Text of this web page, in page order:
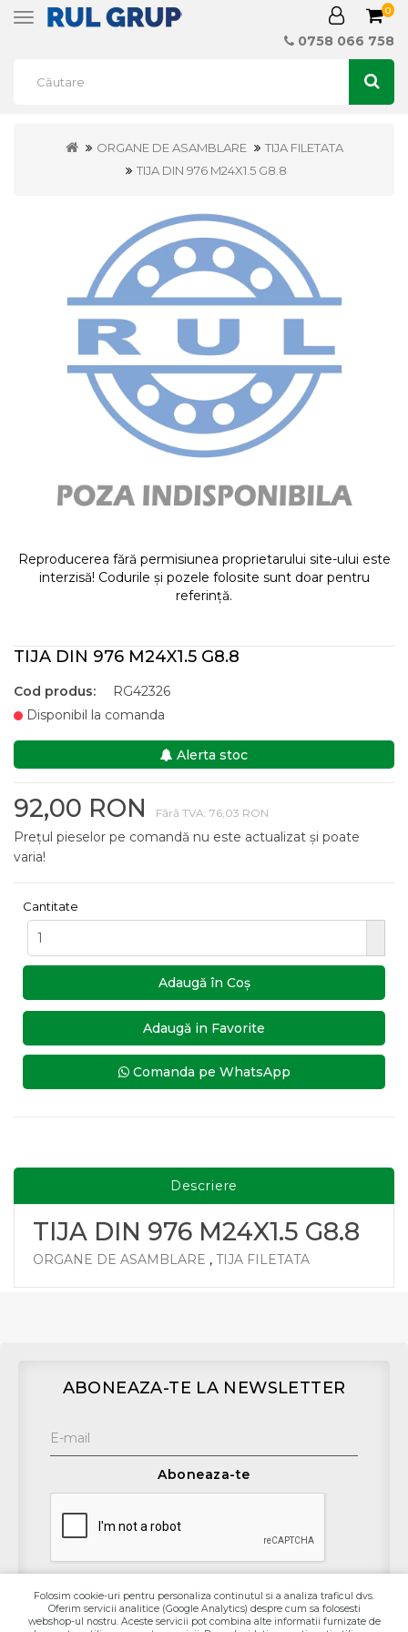
Toggle
0
0758 066 758
ORGANE DE ASAMBLARE
TIJA FILETATA
TIJA DIN 976 M24X1.5 G8.8
Reproducerea fără permisiunea proprietarului site-ului este
interzisă! Codurile și pozele folosite sunt doar pentru
referință.
TIJA DIN 976 M24X1.5 G8.8
Cod produs:
RG42326
Disponibil la comanda
Alerta stoc
92,00 RON Fără TVA: 76,03 RON
Prețul pieselor pe comandă nu este actualizat și poate
varia!
Cantitate
Adaugă în Coş
Adaugă in Favorite
Comanda pe WhatsApp
Descriere
TIJA DIN 976 M24X1.5 G8.8
ORGANE DE ASAMBLARE , TIJA FILETATA
ABONEAZA-TE LA NEWSLETTER
Aboneaza-te
Contact
Folosim cookie-uri pentru personaliza continutul si a analiza traficul dvs.
Oferim servicii analitice (Google Analytics) despre cum sa folosesti
webshop-ul nostru. Aceste servicii pot combina alte informatii furnizate de